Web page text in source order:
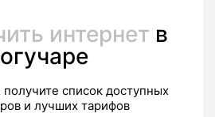
интернет в
список доступных
и лучших тарифов